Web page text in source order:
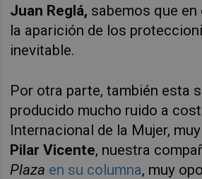
Juan Reglá, sabemos que
la aparición de los
inevitable.
Por otra parte, también esta
producido mucho ruido a
Internacional de la Mujer,
Pilar Vicente, nuestra
Plaza en su columna, muy